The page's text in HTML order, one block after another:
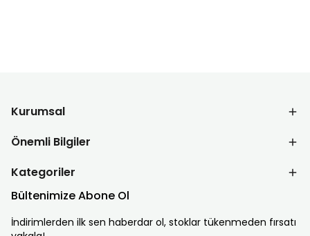
Kurumsal
Önemli Bilgiler
Kategoriler
Bültenimize Abone Ol
İndirimlerden ilk sen haberdar ol, stoklar tükenmeden fırsatı